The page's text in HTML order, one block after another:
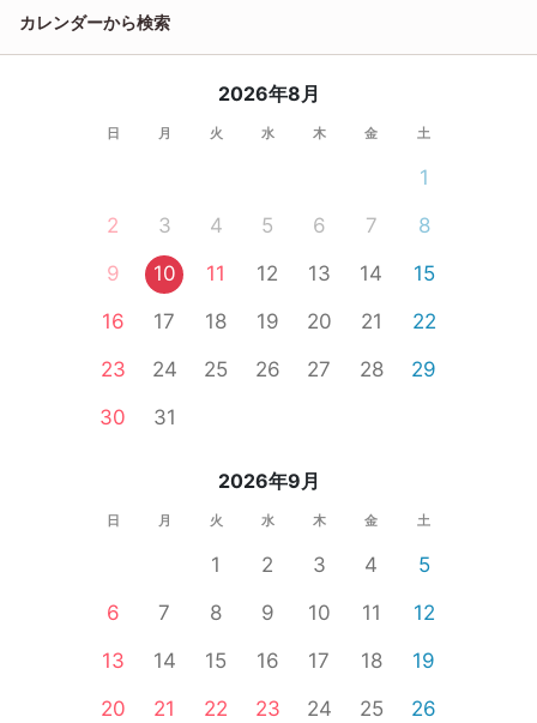
カレンダーから検索
2026年8月
日 月 火 水 木 金 土
1
2
3 4 5 6 7
8
9
10 11 12 13 14
15
16
17 18 19 20 21
22
23
24 25 26 27 28
29
30
31
2026年9月
日 月 火 水 木 金 土
1 2 3 4
5
6
7 8 9 10 11
12
13
14 15 16 17 18
19
20
21 22 23 24 25
26